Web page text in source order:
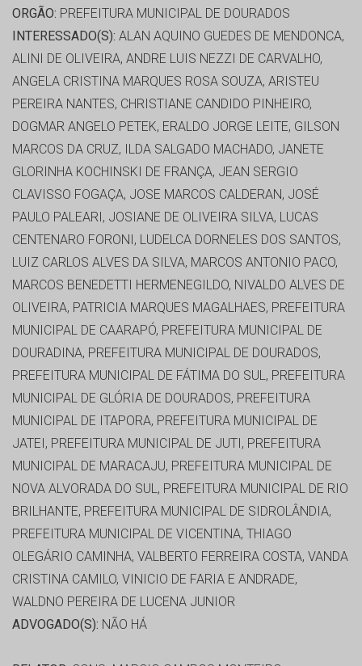
ORGÃO: PREFEITURA MUNICIPAL DE DOURADOS
INTERESSADO(S): ALAN AQUINO GUEDES DE MENDONCA,
ALINI DE OLIVEIRA, ANDRE LUIS NEZZI DE CARVALHO,
ANGELA CRISTINA MARQUES ROSA SOUZA, ARISTEU
PEREIRA NANTES, CHRISTIANE CANDIDO PINHEIRO,
DOGMAR ANGELO PETEK, ERALDO JORGE LEITE, GILSON
MARCOS DA CRUZ, ILDA SALGADO MACHADO, JANETE
GLORINHA KOCHINSKI DE FRANÇA, JEAN SERGIO
CLAVISSO FOGAÇA, JOSE MARCOS CALDERAN, JOSÉ
PAULO PALEARI, JOSIANE DE OLIVEIRA SILVA, LUCAS
CENTENARO FORONI, LUDELCA DORNELES DOS SANTOS,
LUIZ CARLOS ALVES DA SILVA, MARCOS ANTONIO PACO,
MARCOS BENEDETTI HERMENEGILDO, NIVALDO ALVES DE
OLIVEIRA, PATRICIA MARQUES MAGALHAES, PREFEITURA
MUNICIPAL DE CAARAPÓ, PREFEITURA MUNICIPAL DE
DOURADINA, PREFEITURA MUNICIPAL DE DOURADOS,
PREFEITURA MUNICIPAL DE FÁTIMA DO SUL, PREFEITURA
MUNICIPAL DE GLÓRIA DE DOURADOS, PREFEITURA
MUNICIPAL DE ITAPORA, PREFEITURA MUNICIPAL DE
JATEI, PREFEITURA MUNICIPAL DE JUTI, PREFEITURA
MUNICIPAL DE MARACAJU, PREFEITURA MUNICIPAL DE
NOVA ALVORADA DO SUL, PREFEITURA MUNICIPAL DE RIO
BRILHANTE, PREFEITURA MUNICIPAL DE SIDROLÂNDIA,
PREFEITURA MUNICIPAL DE VICENTINA, THIAGO
OLEGÁRIO CAMINHA, VALBERTO FERREIRA COSTA, VANDA
CRISTINA CAMILO, VINICIO DE FARIA E ANDRADE,
WALDNO PEREIRA DE LUCENA JUNIOR
ADVOGADO(S): NÃO HÁ